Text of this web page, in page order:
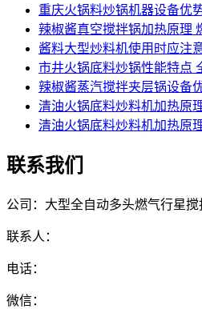
重庆火锅料炒锅机器设备优
辣椒酱真空搅拌锅加热原理
酱料大型炒料机使用时应注
市井火锅底料炒锅性能特点
辣椒酱蒸汽搅拌夹层锅设备
清油火锅底料炒料机加热原
清油火锅底料炒料机加热原
联系我们
公司：大型全自动多头燃气行星
联系人：
电话：
微信：